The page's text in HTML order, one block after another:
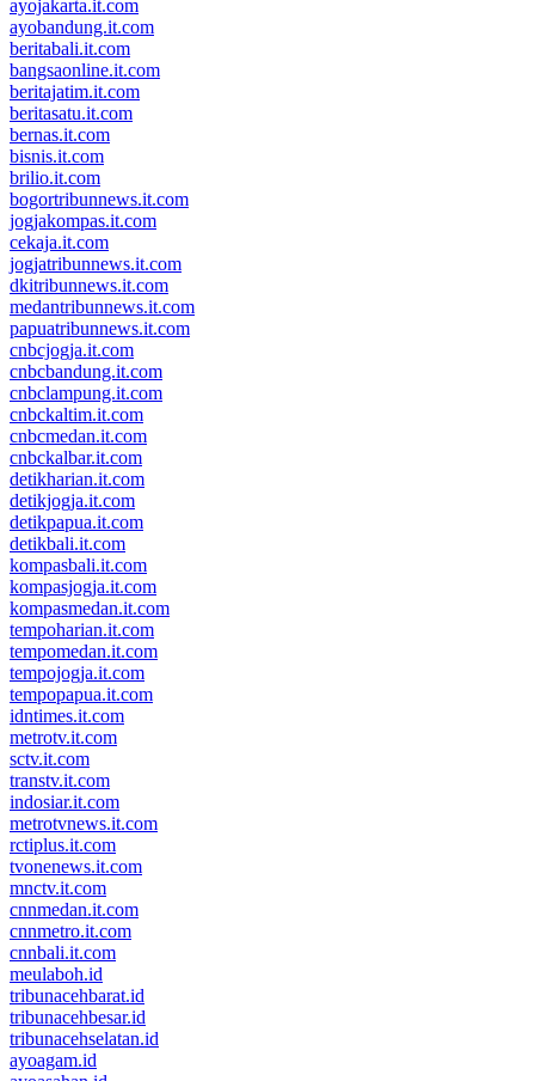
ayojakarta.it.com
ayobandung.it.com
beritabali.it.com
bangsaonline.it.com
beritajatim.it.com
beritasatu.it.com
bernas.it.com
bisnis.it.com
brilio.it.com
bogortribunnews.it.com
jogjakompas.it.com
cekaja.it.com
jogjatribunnews.it.com
dkitribunnews.it.com
medantribunnews.it.com
papuatribunnews.it.com
cnbcjogja.it.com
cnbcbandung.it.com
cnbclampung.it.com
cnbckaltim.it.com
cnbcmedan.it.com
cnbckalbar.it.com
detikharian.it.com
detikjogja.it.com
detikpapua.it.com
detikbali.it.com
kompasbali.it.com
kompasjogja.it.com
kompasmedan.it.com
tempoharian.it.com
tempomedan.it.com
tempojogja.it.com
tempopapua.it.com
idntimes.it.com
metrotv.it.com
sctv.it.com
transtv.it.com
indosiar.it.com
metrotvnews.it.com
rctiplus.it.com
tvonenews.it.com
mnctv.it.com
cnnmedan.it.com
cnnmetro.it.com
cnnbali.it.com
meulaboh.id
tribunacehbarat.id
tribunacehbesar.id
tribunacehselatan.id
ayoagam.id